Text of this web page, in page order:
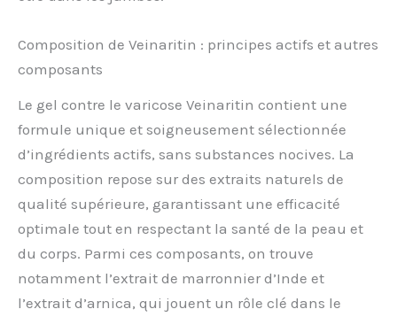
Composition de Veinaritin : principes actifs et autres
composants
Le gel contre le varicose Veinaritin contient une
formule unique et soigneusement sélectionnée
d’ingrédients actifs, sans substances nocives. La
composition repose sur des extraits naturels de
qualité supérieure, garantissant une efficacité
optimale tout en respectant la santé de la peau et
du corps. Parmi ces composants, on trouve
notamment l’extrait de marronnier d’Inde et
l’extrait d’arnica, qui jouent un rôle clé dans le